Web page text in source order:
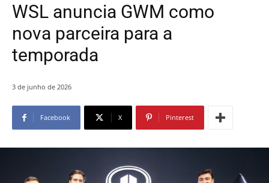
WSL anuncia GWM como
nova parceira para a
temporada
3 de junho de 2026
Facebook X Pinterest